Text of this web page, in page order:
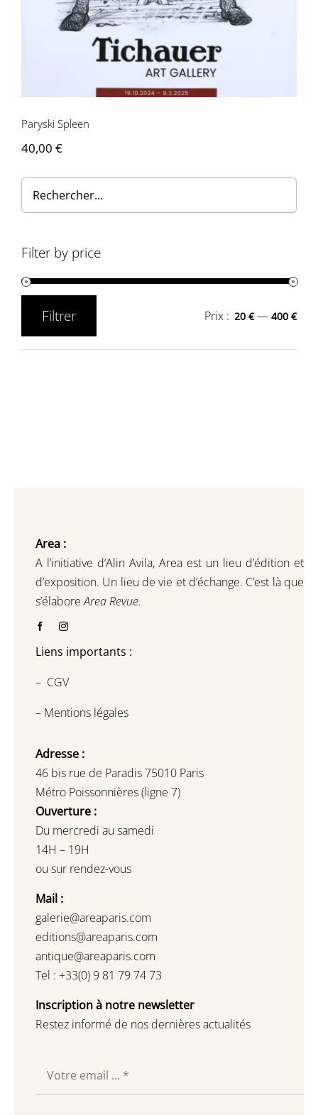
Paryski Spleen
40,00 €
Filter by price
Filtrer Prix : 20 €—400 €
Area :
A l’initiative d’Alin Avila, Area est un lieu d’édition et
d’exposition. Un lieu de vie et d’échange. C’est là que
s’élaboreArea Revue.
Liens importants :
– CGV
– Mentions légales
Adresse :
46 bis rue de Paradis 75010 Paris
Métro Poissonnières (ligne 7)
Ouverture :
Du mercredi au samedi
14H – 19H
ou sur rendez-vous
Mail :
galerie@areaparis.com
editions@areaparis.com
antique@areaparis.com
Tel : +33(0) 9 81 79 74 73
Inscription à notre newsletter
Restez informé de nos dernières actualités